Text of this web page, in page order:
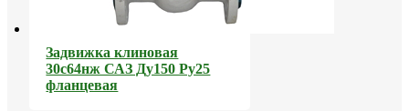
Задвижка клиновая
30с64нж САЗ Ду150 Ру25
фланцевая